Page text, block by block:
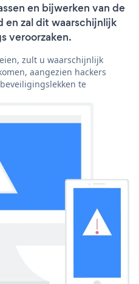
en bijwerken van de
zal dit waarschijnlijk
veroorzaken.
zult u waarschijnlijk
aangezien hackers
te